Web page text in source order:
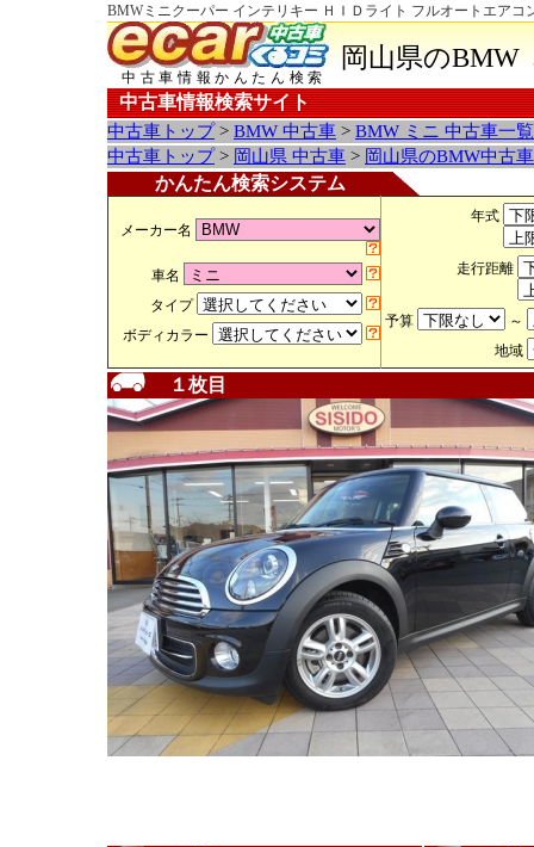
BMWミニクーパー インテリキー ＨＩＤライト フルオートエア
中古車情報かんたん検索
岡山県のBMW
中古車情報検索サイト
中古車トップ> BMW 中古車 > BMW ミニ 中古車一覧
中古車トップ> 岡山県 中古車 > 岡山県のBMW中古車
かんたん検索システム
メーカー名
車名
タイプ
ボディカラー
年式
走行距離
予算
～
地域
１枚目